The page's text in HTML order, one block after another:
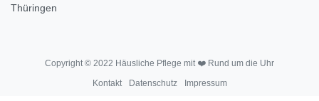
Thüringen
Copyright © 2022 Häusliche Pflege mit ❤️ Rund um die Uhr
Kontakt
Datenschutz Impressum